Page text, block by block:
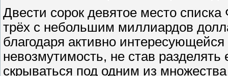
Двести сорок девятое место
трёх с небольшим миллиардов
благодаря активно
невозмутимость, не став разделять
скрываться под одним из